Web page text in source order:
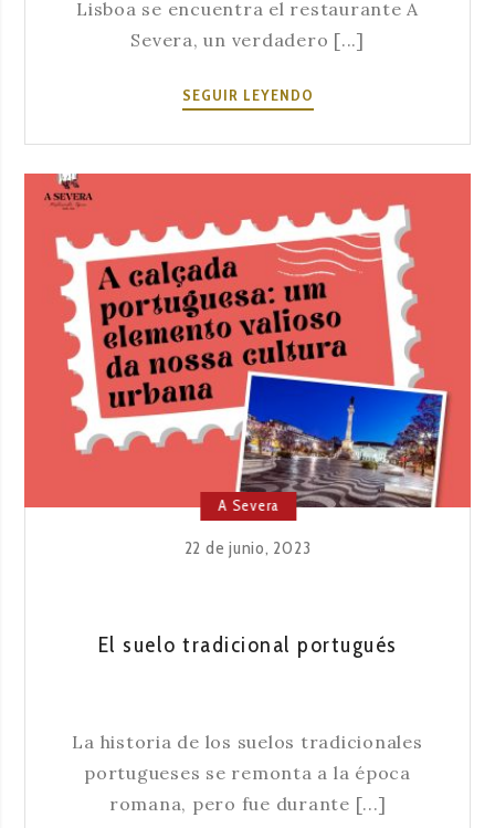
Lisboa se encuentra el restaurante A
Severa, un verdadero [...]
SEGUIR LEYENDO
DE
LA
TRADICIÓN
Y
LA
BUENA
MESA
EN
BAIRRO
ALTO
A Severa
22 de junio, 2023
El suelo tradicional portugués
La historia de los suelos tradicionales
portugueses se remonta a la época
romana, pero fue durante [...]